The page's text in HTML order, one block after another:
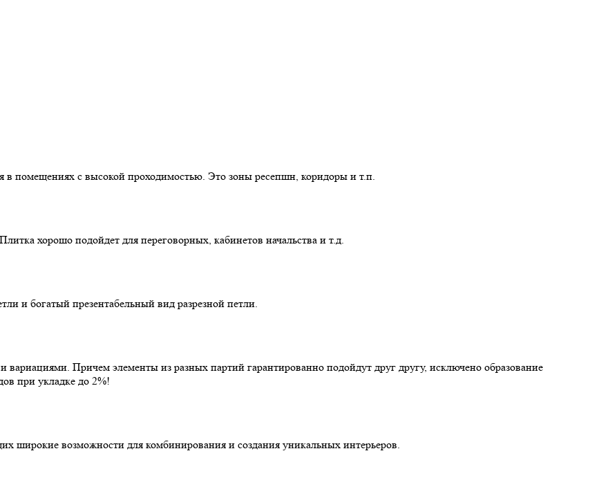
в помещениях с высокой проходимостью. Это зоны ресепшн, коридоры и т.п.
хорошо подойдет для переговорных, кабинетов начальства и т.д.
и богатый презентабельный вид разрезной петли.
Причем элементы из разных партий гарантированно подойдут друг другу, исключено образование
при укладке до 2%!
широкие возможности для комбинирования и создания уникальных интерьеров.